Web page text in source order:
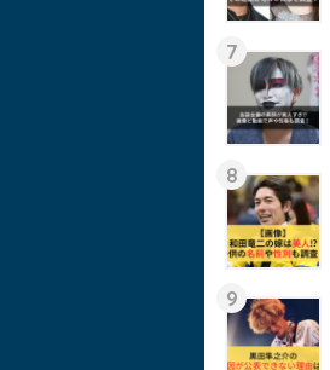
7
8
9